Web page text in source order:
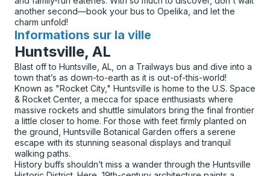
another second—book your bus to Opelika, and let the
charm unfold!
Informations sur la ville
pour
Huntsville, AL
Blast off to Huntsville, AL, on a Trailways bus and dive into a
town that’s as down-to-earth as it is out-of-this-world!
Known as "Rocket City," Huntsville is home to the U.S. Space
& Rocket Center, a mecca for space enthusiasts where
massive rockets and shuttle simulators bring the final frontier
a little closer to home. For those with feet firmly planted on
the ground, Huntsville Botanical Garden offers a serene
escape with its stunning seasonal displays and tranquil
walking paths.
History buffs shouldn’t miss a wander through the Huntsville